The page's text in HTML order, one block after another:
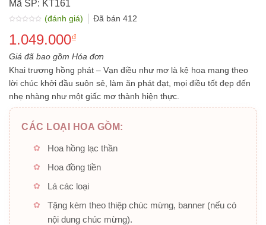
Mã SP: KT161
xếp
hạng
5
sao
(đánh giá) Đã bán 412
1.049.000₫
Giá đã bao gồm Hóa đơn
Khai trương hồng phát – Vạn điều như mơ là kệ hoa mang theo
lời chúc khởi đầu suôn sẻ , làm ăn phát đạt, mọi điều tốt đẹp đến
nhẹ nhàng như một giấc mơ thành hiện thực.
CÁC LOẠI HOA GỒM:
Hoa hồng lạc thần
Hoa đồng tiền
Lá các loại
Tặng kèm theo thiệp chúc mừng, banner (nếu có
nội dung chúc mừng).